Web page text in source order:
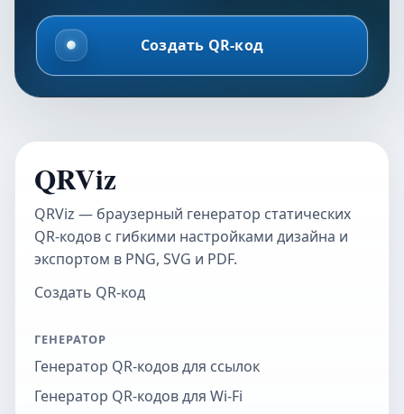
Создать QR-код
QRViz
QRViz — браузерный генератор статических
QR-кодов с гибкими настройками дизайна и
экспортом в PNG, SVG и PDF.
Создать QR-код
ГЕНЕРАТОР
Генератор QR-кодов для ссылок
Генератор QR-кодов для Wi-Fi